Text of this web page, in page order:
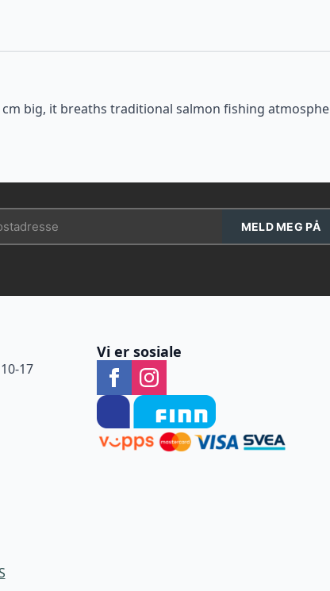
big, it breaths traditional salmon fishing
MELD MEG PÅ
17
Vi er sosiale